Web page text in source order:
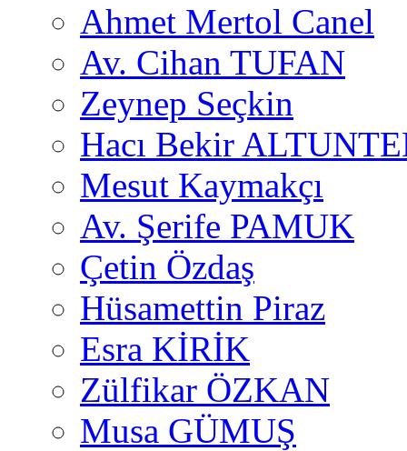
Ahmet Mertol Canel
Av. Cihan TUFAN
Zeynep Seçkin
Hacı Bekir
Mesut Kaymakçı
Av. Şerife PAMUK
Çetin Özdaş
Hüsamettin Piraz
Esra KİRİK
Zülfikar ÖZKAN
Musa GÜMUŞ